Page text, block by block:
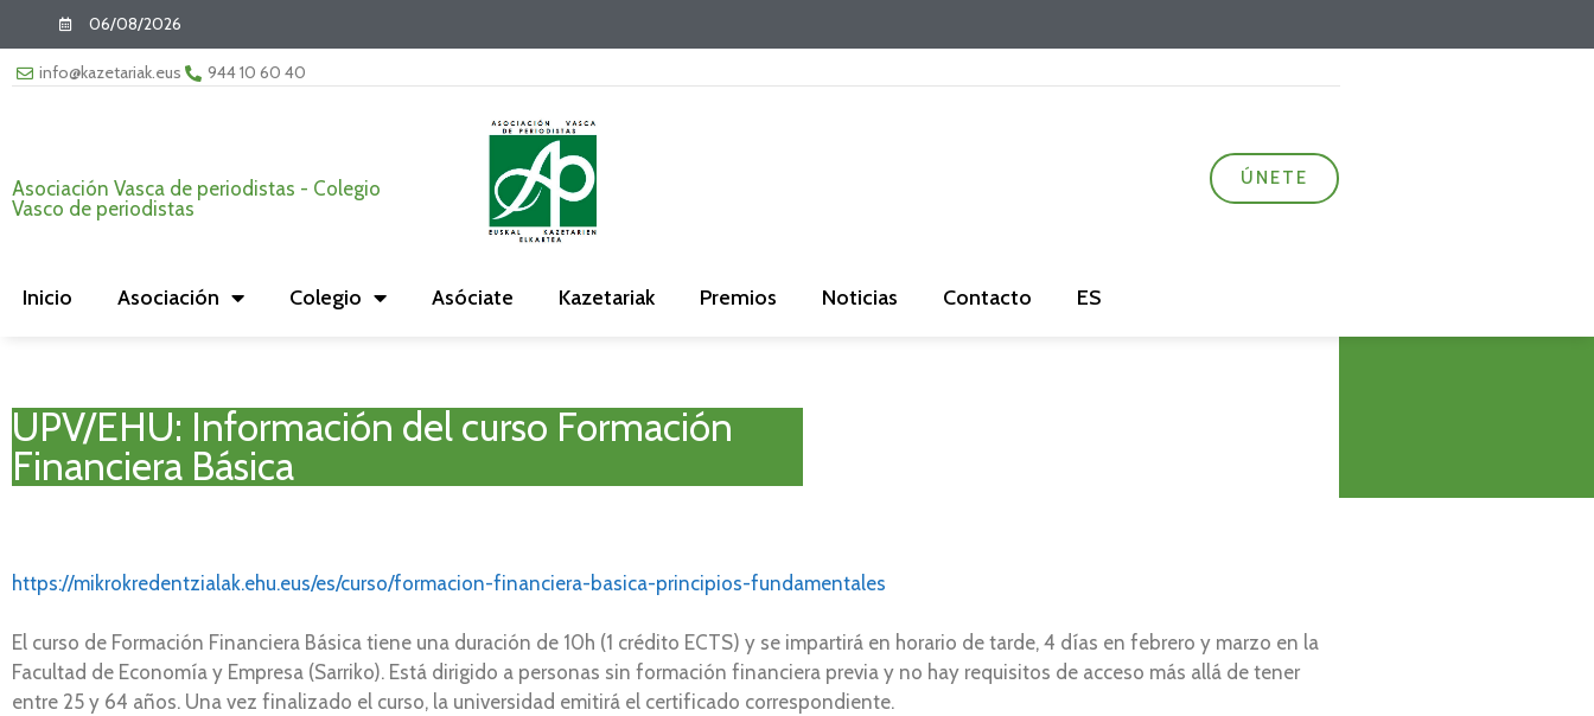
06/08/2026
info@kazetariak.eus 944 10 60 40
Asociación Vasca de periodistas - Colegio
Vasco de periodistas
ÚNETE
Inicio Asociación Colegio Asóciate Kazetariak Premios Noticias Contacto ES
UPV/EHU: Información del curso Formación
Financiera Básica
https://mikrokredentzialak.ehu.eus/es/curso/formacion-financiera-basica-principios-fundamentales
El curso de Formación Financiera Básica tiene una duración de 10h (1 crédito ECTS) y se impartirá en horario de tarde, 4 días en febrero y marzo en la
Facultad de Economía y Empresa (Sarriko). Está dirigido a personas sin formación financiera previa y no hay requisitos de acceso más allá de tener
entre 25 y 64 años. Una vez finalizado el curso, la universidad emitirá el certificado correspondiente.